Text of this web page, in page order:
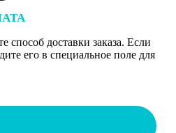
способ доставки заказа. Если
его в специальное поле для